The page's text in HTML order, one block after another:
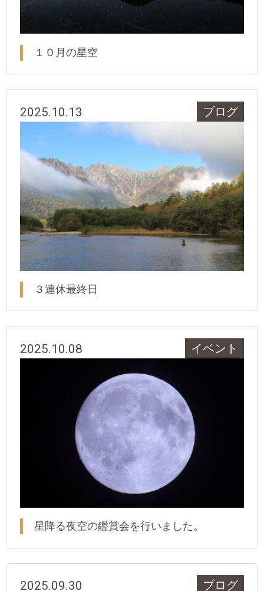
１０月の星空
2025.10.13 ブログ
３連休最終日
2025.10.08 イベント
星降る夜空の鑑賞会を行いました。
2025.09.30 ブログ